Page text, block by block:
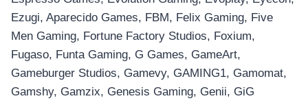
Ezugi, Aparecido Games, FBM, Felix Gaming, Five
Men Gaming, Fortune Factory Studios, Foxium,
Fugaso, Funta Gaming, G Games, GameArt,
Gameburger Studios, Gamevy, GAMING1, Gamomat,
Gamshy, Gamzix, Genesis Gaming, Genii, GiG